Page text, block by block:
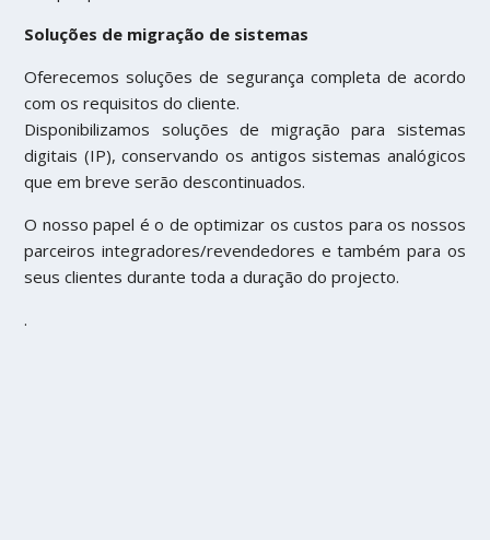
Soluções de migração de sistemas
Oferecemos soluções de segurança completa de acordo
com os requisitos do cliente.
Disponibilizamos soluções de migração para sistemas
digitais (IP), conservando os antigos sistemas analógicos
que em breve serão descontinuados.
O nosso papel é o de optimizar os custos para os nossos
parceiros integradores/revendedores e também para os
seus clientes durante toda a duração do projecto.
.